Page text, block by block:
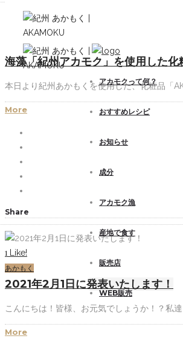
アカモクって何？
おすすめレシピ
お知らせ
成分
アカモク漁
産地で食す
販売店
WEB販売
Like!
あかもく
海藻「紀州アカモク」を使用した
本日より紀州あかもくを使用した、化粧品「
More
Share
1 Like!
あかもく
2021年2月1日に発表いたします！
こんにちは！皆様、お元気でしょうか！？私
More